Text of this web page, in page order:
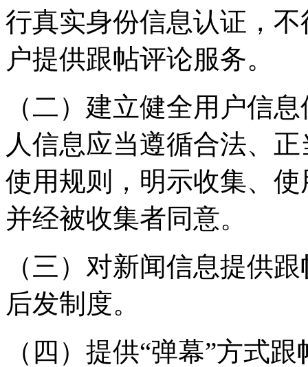
行真实身份信息认证，
户提供跟帖评论服务。
（二）建立健全用户信
人信息应当遵循合法、
使用规则，明示收集、
并经被收集者同意。
（三）对新闻信息提供
后发制度。
（四）提供“弹幕”方式